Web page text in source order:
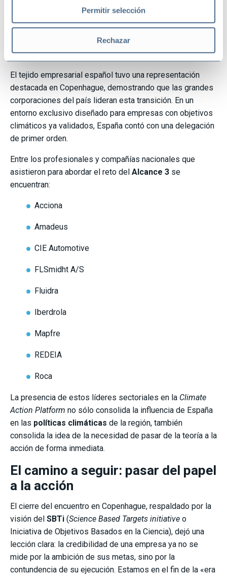
Permitir selección
Rechazar
¿Qué empresas españolas
participaron en el evento de la
Climate Action Platform?
El tejido empresarial español tuvo una representación
destacada en Copenhague, demostrando que las grandes
corporaciones del país lideran esta transición. En un
entorno exclusivo diseñado para empresas con objetivos
climáticos ya validados, España contó con una delegación
de primer orden.
Entre los profesionales y compañías nacionales que
asistieron para abordar el reto del Alcance 3 se
encuentran:
Acciona
Amadeus
CIE Automotive
FLSmidht A/S
Fluidra
Iberdrola
Mapfre
REDEIA
Roca
La presencia de estos líderes sectoriales en la Climate
Action Platform no sólo consolida la influencia de España
en las políticas climáticas de la región, también
consolida la idea de la necesidad de pasar de la teoría a la
acción de forma inmediata.
El camino a seguir: pasar del papel
a la acción
El cierre del encuentro en Copenhague, respaldado por la
visión del SBTi (Science Based Targets initiative o
Iniciativa de Objetivos Basados en la Ciencia), dejó una
lección clara: la credibilidad de una empresa ya no se
mide por la ambición de sus metas, sino por la
contundencia de su ejecución. Estamos en el fin de la «era